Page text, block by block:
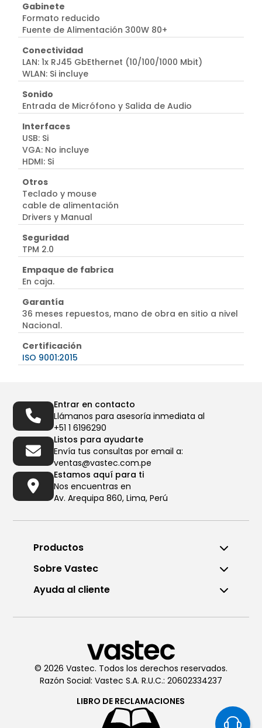
Gabinete
Formato reducido
Fuente de Alimentación 300W 80+
Conectividad
LAN: 1x RJ45 GbEthernet (10/100/1000 Mbit)
WLAN: Si incluye
Sonido
Entrada de Micrófono y Salida de Audio
Interfaces
USB: Si
VGA: No incluye
HDMI: Si
Otros
Teclado y mouse
cable de alimentación
Drivers y Manual
Seguridad
TPM 2.0
Empaque de fabrica
En caja.
Garantía
36 meses repuestos, mano de obra en sitio a nivel
Nacional.
Certificación
ISO 9001:2015
De Lunes a Viernes de 8:00am
a 6:00pm
Chatea conVastec
De Lunes a Viernes de 8:00am
a 6:00pm
Entrar en contacto
Llámanos para asesoría inmediata al
+51 1 6196290
Listos para ayudarte
Envía tus consultas por email a:
ventas@vastec.com.pe
Estamos aquí para ti
Nos encuentras en
Av. Arequipa 860, Lima, Perú
Productos
Sobre Vastec
Ayuda al cliente
© 2026 Vastec. Todos los derechos reservados.
Razón Social: Vastec S.A. R.U.C.: 20602334237
LIBRO DE RECLAMACIONES